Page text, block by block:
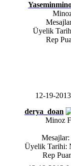
Üyelik
Rep
12-19-
derya_doan
Minoz
Mesajlar:
Üyelik Tarihi:
Rep